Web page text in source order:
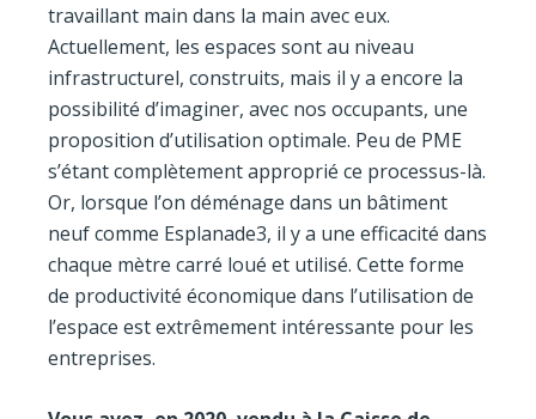
travaillant main dans la main avec eux.
Actuellement, les espaces sont au niveau
infrastructurel, construits, mais il y a encore la
possibilité d’imaginer, avec nos occupants, une
proposition d’utilisation optimale. Peu de PME
s’étant complètement approprié ce processus-là.
Or, lorsque l’on déménage dans un bâtiment
neuf comme Esplanade3, il y a une efficacité dans
chaque mètre carré loué et utilisé. Cette forme
de productivité économique dans l’utilisation de
l’espace est extrêmement intéressante pour les
entreprises.